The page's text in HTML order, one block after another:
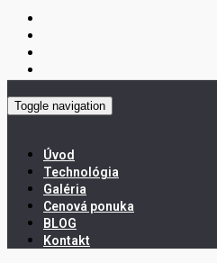
Toggle navigation
Úvod
Technológia
Galéria
Cenová ponuka
BLOG
Kontakt